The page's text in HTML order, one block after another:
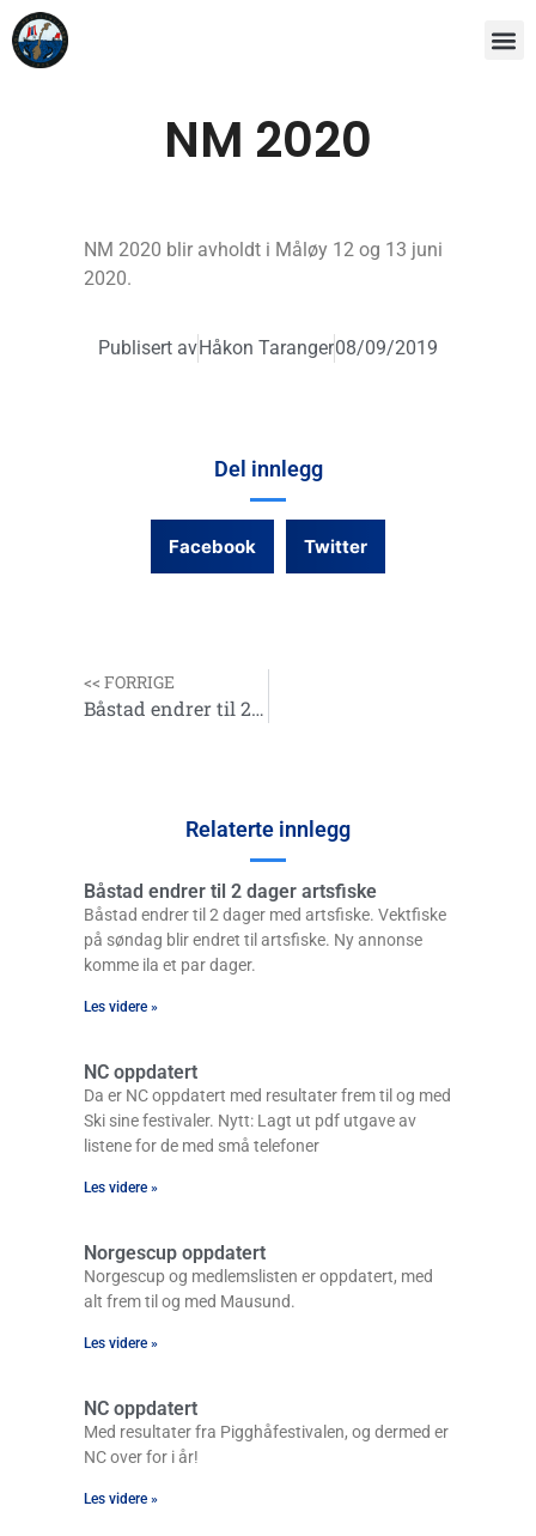
NM 2020
NM 2020 blir avholdt i Måløy 12 og 13 juni
2020.
Publisert avHåkon Taranger08/09/2019
Del innlegg
Facebook Twitter
<< FORRIGE
Båstad endrer til 2 dager artsfiske
Relaterte innlegg
Båstad endrer til 2 dager artsfiske
Båstad endrer til 2 dager med artsfiske. Vektfiske
på søndag blir endret til artsfiske. Ny annonse
komme ila et par dager.
Les videre »
NC oppdatert
Da er NC oppdatert med resultater frem til og med
Ski sine festivaler. Nytt: Lagt ut pdf utgave av
listene for de med små telefoner
Les videre »
Norgescup oppdatert
Norgescup og medlemslisten er oppdatert, med
alt frem til og med Mausund.
Les videre »
NC oppdatert
Med resultater fra Pigghåfestivalen, og dermed er
NC over for i år!
Les videre »